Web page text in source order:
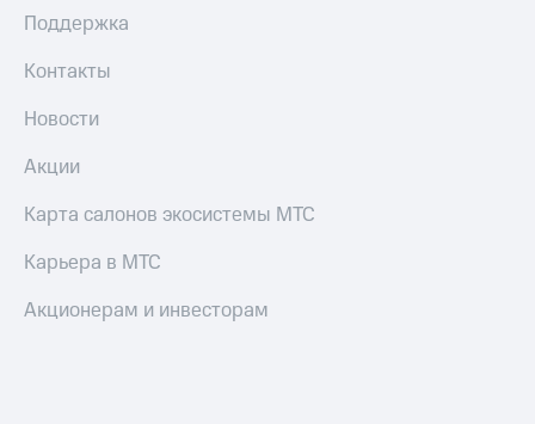
Поддержка
Контакты
Новости
Акции
Карта салонов экосистемы МТС
Карьера в МТС
Акционерам и инвесторам